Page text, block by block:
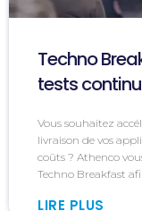
Techno
tests
Vous souhaitez
livraison de vos
coûts ? Athenco
Techno Breakfast
LIRE PLUS